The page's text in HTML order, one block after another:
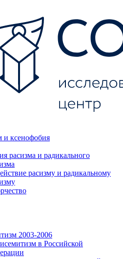
и ксенофобия
расизма и радикального
расизму и радикальному
2003-2006
в Российской